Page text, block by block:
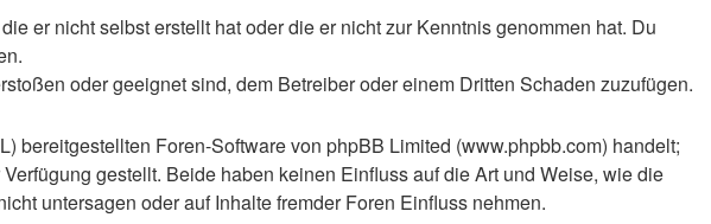
er nicht selbst erstellt hat oder die er nicht zur Kenntnis genommen hat. Du
oder geeignet sind, dem Betreiber oder einem Dritten Schaden zuzufügen.
bereitgestellten Foren-Software von phpBB Limited (www.phpbb.com) handelt;
gestellt. Beide haben keinen Einfluss auf die Art und Weise, wie die
untersagen oder auf Inhalte fremder Foren Einfluss nehmen.